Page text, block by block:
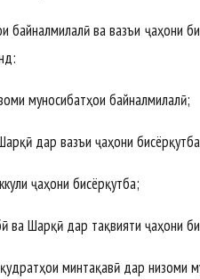
байналмилалӣ ва вазъи ҷаҳони
муносибатҳои байналмилалӣ;
дар вазъи ҷаҳони
ҷаҳони бисёрқутба;
ва Шарқӣ дар тақвияти ҷаҳони
минтақавӣ дар низоми